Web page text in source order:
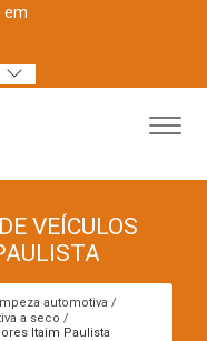
em
VEÍCULOS
automotiva
a seco
Itaim Paulista